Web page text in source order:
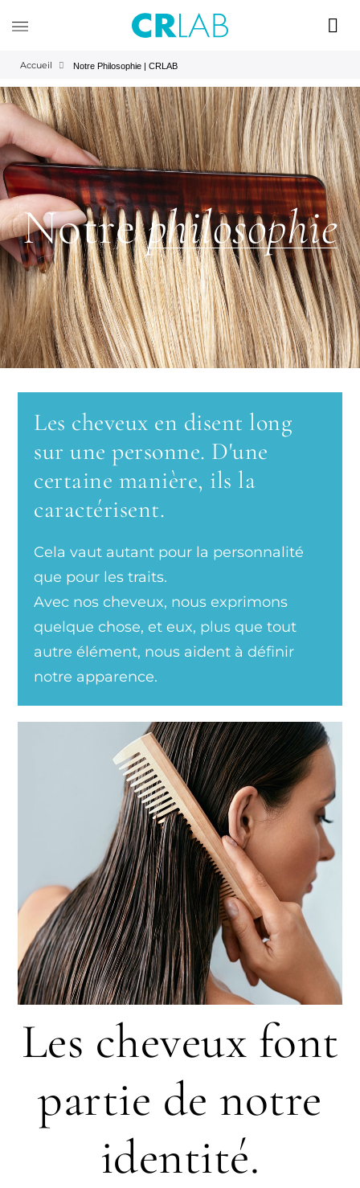
Accueil Notre Philosophie | CRLAB
Notrephilosophie
Les cheveux en disent long
sur une personne. D'une
certaine manière, ils la
caractérisent.
Cela vaut autant pour la personnalité
que pour les traits.
Avec nos cheveux, nous exprimons
quelque chose, et eux, plus que tout
autre élément, nous aident à définir
notre apparence.
Les cheveux font
partie de notre
identité.